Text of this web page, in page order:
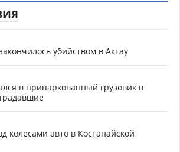
убийством в Актау
в припаркованный грузовик в
колёсами авто в Костанайской